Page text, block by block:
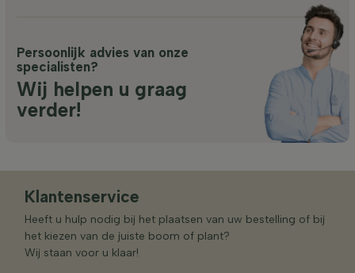
Persoonlijk advies van onze
specialisten?
Wij helpen u graag
verder!
Klantenservice
Heeft u hulp nodig bij het plaatsen van uw bestelling of bij
het kiezen van de juiste boom of plant?
Wij staan voor u klaar!